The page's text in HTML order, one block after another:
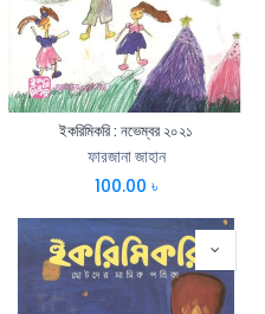
ইকরিমিকরি : নভেম্বর ২০২১
ফারজানা জাহান
100.00 ৳